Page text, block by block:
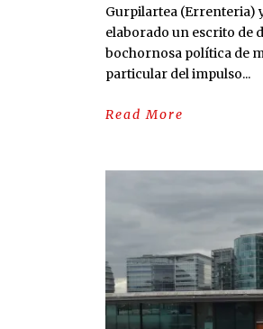
Gurpilartea (Errenteria)
elaborado un escrito de
bochornosa política de
particular del impulso...
Read More